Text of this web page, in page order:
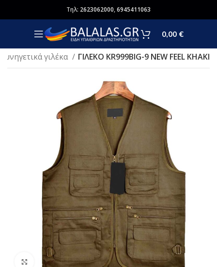
Τηλ: 2623062000,6945411063
0,00 €
Κυνηγετικά γιλέκα ΓΙΛΕΚΟ KR999BIG-9 NEW FEEL KHAKI
Click to enlarge